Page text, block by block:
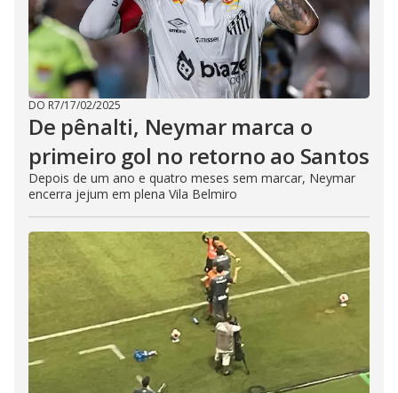
DO R7/17/02/2025
De pênalti, Neymar marca o
primeiro gol no retorno ao Santos
Depois de um ano e quatro meses sem marcar, Neymar
encerra jejum em plena Vila Belmiro